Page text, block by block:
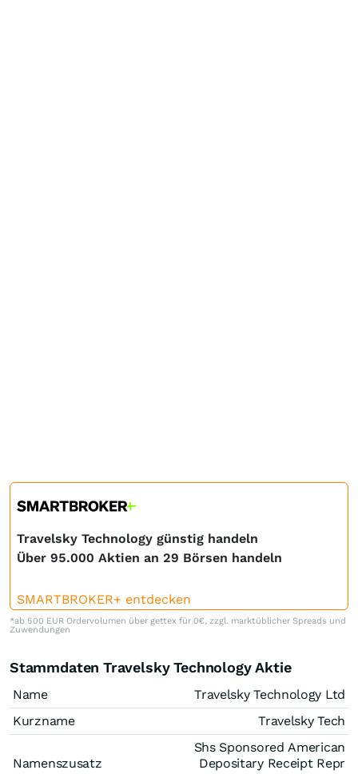
Travelsky Technology günstig handeln
Über 95.000 Aktien an 29 Börsen handeln
SMARTBROKER+ entdecken
*ab 500 EUR Ordervolumen über gettex für 0€, zzgl. marktüblicher Spreads und
Zuwendungen
Stammdaten Travelsky Technology Aktie
Name
Travelsky Technology Ltd
Kurzname
Travelsky Tech
Namenszusatz
Shs Sponsored American
Depositary Receipt Repr